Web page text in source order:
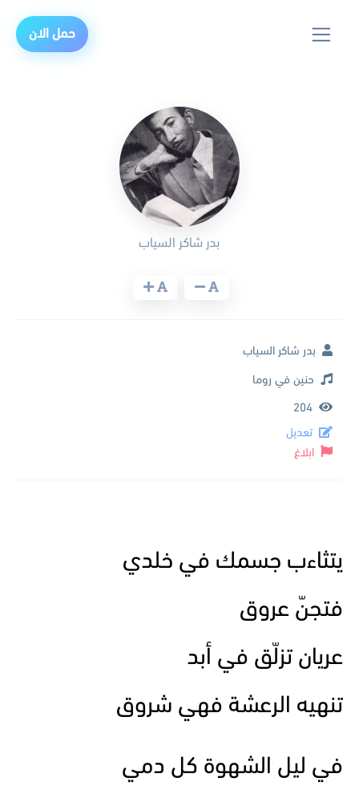
حمل الان
يتثاءب جسمك في خلدي
فتجنّ عروق
عريان تزلّق في أبد
تنهيه الرعشة فهي شروق
في ليل الشهوة كل دمي
بدر شاكر السياب
بدر شاكر السياب
حنين في روما
204
تعديل
ابلاغ